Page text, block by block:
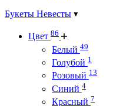
Букеты Невесты
Цвет 86
Белый 49
Голубой 1
Розовый 13
Синий 4
Красный 7